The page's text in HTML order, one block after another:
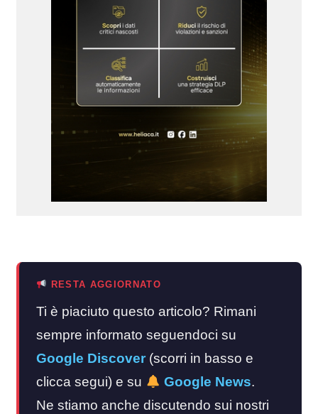
RESTA AGGIORNATO
Ti è piaciuto questo articolo? Rimani
sempre informato seguendoci su
Google Discover (scorri in basso e
clicca segui) e su
Google News.
Ne stiamo anche discutendo sui nostri